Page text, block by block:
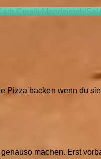
CreativMandelmehl
Pizza backen wenn du
machen. Erst